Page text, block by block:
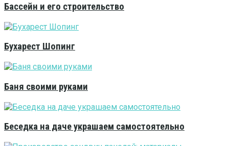
Бассейн и его строительство
Бухарест Шопинг
Баня своими руками
Беседка на даче украшаем самостоятельно